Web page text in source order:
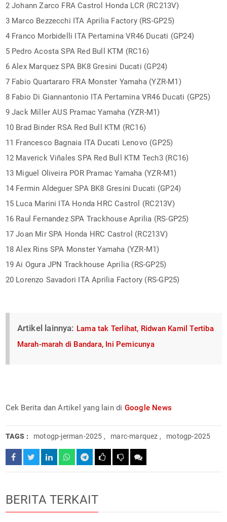
2 Johann Zarco FRA Castrol Honda LCR (RC213V)
3 Marco Bezzecchi ITA Aprilia Factory (RS-GP25)
4 Franco Morbidelli ITA Pertamina VR46 Ducati (GP24)
5 Pedro Acosta SPA Red Bull KTM (RC16)
6 Alex Marquez SPA BK8 Gresini Ducati (GP24)
7 Fabio Quartararo FRA Monster Yamaha (YZR-M1)
8 Fabio Di Giannantonio ITA Pertamina VR46 Ducati (GP25)
9 Jack Miller AUS Pramac Yamaha (YZR-M1)
10 Brad Binder RSA Red Bull KTM (RC16)
11 Francesco Bagnaia ITA Ducati Lenovo (GP25)
12 Maverick Viñales SPA Red Bull KTM Tech3 (RC16)
13 Miguel Oliveira POR Pramac Yamaha (YZR-M1)
14 Fermin Aldeguer SPA BK8 Gresini Ducati (GP24)
15 Luca Marini ITA Honda HRC Castrol (RC213V)
16 Raul Fernandez SPA Trackhouse Aprilia (RS-GP25)
17 Joan Mir SPA Honda HRC Castrol (RC213V)
18 Alex Rins SPA Monster Yamaha (YZR-M1)
19 Ai Ogura JPN Trackhouse Aprilia (RS-GP25)
20 Lorenzo Savadori ITA Aprilia Factory (RS-GP25)
Artikel lainnya: Lama tak Terlihat, Ridwan Kamil Tertiba
Marah-marah di Bandara, Ini Pemicunya
Cek Berita dan Artikel yang lain di Google News
TAGS : motogp-jerman-2025 , marc-marquez , motogp-2025
BERITA TERKAIT